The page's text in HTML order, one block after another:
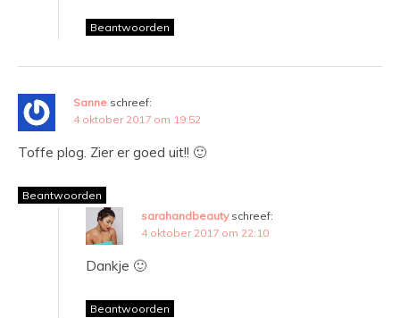
Beantwoorden
Sanne schreef:
4 oktober 2017 om 19:52
Toffe plog. Zier er goed uit!! 🙂
Beantwoorden
sarahandbeauty schreef:
4 oktober 2017 om 22:10
Dankje 🙂
Beantwoorden